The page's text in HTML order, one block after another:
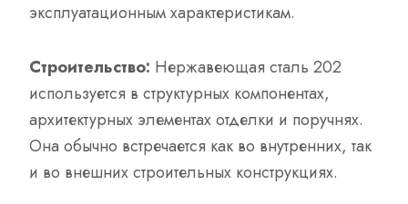
эксплуатационным характеристикам.
Строительство: Нержавеющая сталь 202
используется в структурных компонентах,
архитектурных элементах отделки и поручнях.
Она обычно встречается как во внутренних, так
и во внешних строительных конструкциях.